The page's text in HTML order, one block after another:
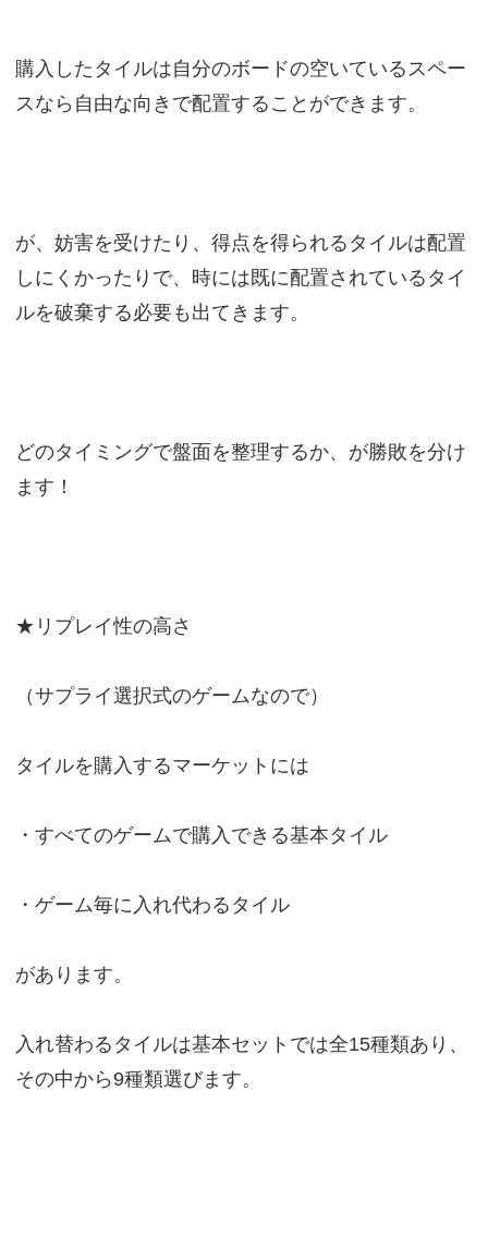
購入したタイルは自分のボードの空いているスペー
スなら自由な向きで配置することができます。
が、妨害を受けたり、得点を得られるタイルは配置
しにくかったりで、時には既に配置されているタイ
ルを破棄する必要も出てきます。
どのタイミングで盤面を整理するか、が勝敗を分け
ます！
★リプレイ性の高さ
（サプライ選択式のゲームなので）
タイルを購入するマーケットには
・すべてのゲームで購入できる基本タイル
・ゲーム毎に入れ代わるタイル
があります。
入れ替わるタイルは基本セットでは全15種類あり、
その中から9種類選びます。